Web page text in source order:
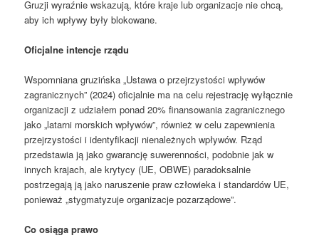
Gruzji wyraźnie wskazują, które kraje lub organizacje nie chcą,
aby ich wpływy były blokowane.
Oficjalne intencje rządu
Wspomniana gruzińska „Ustawa o przejrzystości wpływów
zagranicznych” (2024) oficjalnie ma na celu rejestrację wyłącznie
organizacji z udziałem ponad 20% finansowania zagranicznego
jako „latarni morskich wpływów”, również w celu zapewnienia
przejrzystości i identyfikacji nienależnych wpływów. Rząd
przedstawia ją jako gwarancję suwerenności, podobnie jak w
innych krajach, ale krytycy (UE, OBWE) paradoksalnie
postrzegają ją jako naruszenie praw człowieka i standardów UE,
ponieważ „stygmatyzuje organizacje pozarządowe”.
Co osiąga prawo